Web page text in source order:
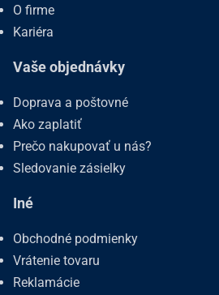
O firme
Kariéra
Vaše objednávky
Doprava a poštovné
Ako zaplatiť
Prečo nakupovať u nás?
Sledovanie zásielky
Iné
Obchodné podmienky
Vrátenie tovaru
Reklamácie